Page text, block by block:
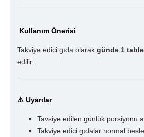
Kullanım Önerisi
Takviye edici gıda olarak günde 1
edilir.
⚠️ Uyarılar
Tavsiye edilen günlük porsiyonu
Takviye edici gıdalar normal